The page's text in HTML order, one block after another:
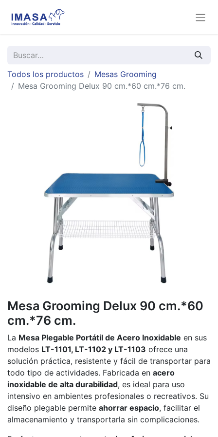
Todos los productos
Mesas Grooming
Mesa Grooming Delux 90 cm.*60 cm.*76 cm.
Mesa Grooming Delux 90 cm.*60
cm.*76 cm.
La Mesa Plegable Portátil de Acero Inoxidable en sus
modelos LT-1101, LT-1102 y LT-1103 ofrece una
solución práctica, resistente y fácil de transportar para
todo tipo de actividades. Fabricada en acero
inoxidable de alta durabilidad, es ideal para uso
intensivo en ambientes profesionales o recreativos. Su
diseño plegable permite ahorrar espacio, facilitar el
almacenamiento y transportarla sin complicaciones.